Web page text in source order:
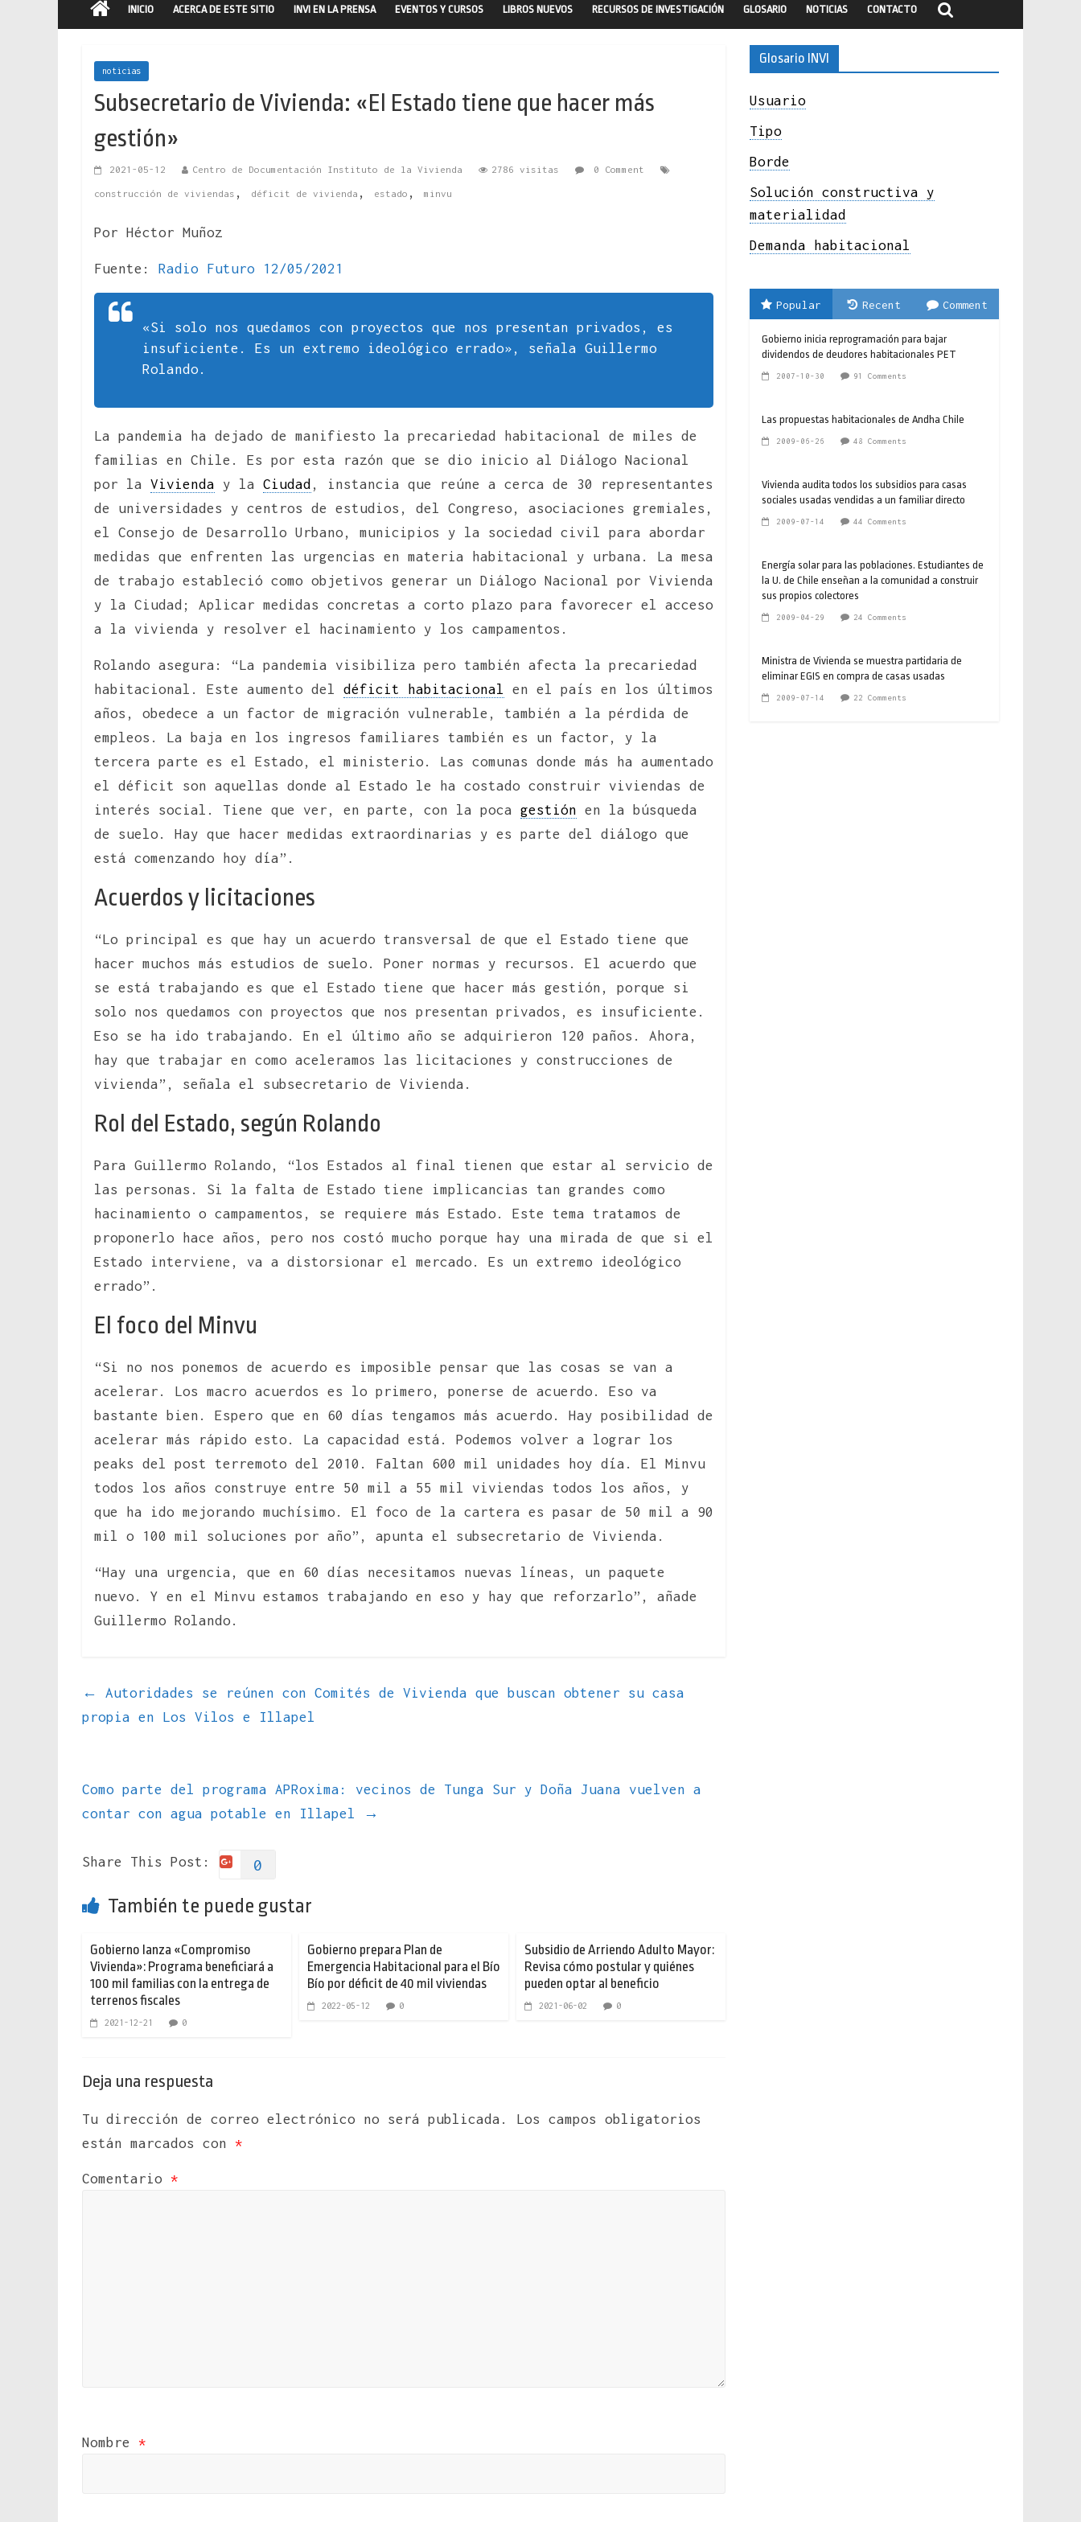
INICIO ACERCA DE ESTE SITIO INVI EN LA PRENSA EVENTOS Y CURSOS LIBROS NUEVOS RECURSOS DE INVESTIGACIÓN GLOSARIO NOTICIAS CONTACTO
noticias
Subsecretario de Vivienda: «El Estado tiene que hacer más
gestión»
2021-05-12 Centro de Documentación Instituto de la Vivienda 2786 visitas 0 Comment
construcción de viviendas , déficit de vivienda , estado , minvu
Por Héctor Muñoz
Fuente: Radio Futuro 12/05/2021
«Si solo nos quedamos con proyectos que nos presentan privados, es
insuficiente. Es un extremo ideológico errado», señala Guillermo
Rolando.
La pandemia ha dejado de manifiesto la precariedad habitacional de miles de
familias en Chile. Es por esta razón que se dio inicio al Diálogo Nacional
por la Vivienda y la Ciudad , instancia que reúne a cerca de 30 representantes
de universidades y centros de estudios, del Congreso, asociaciones gremiales,
el Consejo de Desarrollo Urbano, municipios y la sociedad civil para abordar
medidas que enfrenten las urgencias en materia habitacional y urbana. La mesa
de trabajo estableció como objetivos generar un Diálogo Nacional por Vivienda
y la Ciudad; Aplicar medidas concretas a corto plazo para favorecer el acceso
a la vivienda y resolver el hacinamiento y los campamentos.
Rolando asegura: “La pandemia visibiliza pero también afecta la precariedad
habitacional. Este aumento del déficit habitacional en el país en los últimos
años, obedece a un factor de migración vulnerable, también a la pérdida de
empleos. La baja en los ingresos familiares también es un factor, y la
tercera parte es el Estado, el ministerio. Las comunas donde más ha aumentado
el déficit son aquellas donde al Estado le ha costado construir viviendas de
interés social. Tiene que ver, en parte, con la poca gestión en la búsqueda
de suelo. Hay que hacer medidas extraordinarias y es parte del diálogo que
está comenzando hoy día”.
Acuerdos y licitaciones
“Lo principal es que hay un acuerdo transversal de que el Estado tiene que
hacer muchos más estudios de suelo. Poner normas y recursos. El acuerdo que
se está trabajando es que el Estado tiene que hacer más gestión, porque si
solo nos quedamos con proyectos que nos presentan privados, es insuficiente.
Eso se ha ido trabajando. En el último año se adquirieron 120 paños. Ahora,
hay que trabajar en como aceleramos las licitaciones y construcciones de
vivienda”, señala el subsecretario de Vivienda.
Rol del Estado, según Rolando
Para Guillermo Rolando, “los Estados al final tienen que estar al servicio de
las personas. Si la falta de Estado tiene implicancias tan grandes como
hacinamiento o campamentos, se requiere más Estado. Este tema tratamos de
proponerlo hace años, pero nos costó mucho porque hay una mirada de que si el
Estado interviene, va a distorsionar el mercado. Es un extremo ideológico
errado”.
El foco del Minvu
“Si no nos ponemos de acuerdo es imposible pensar que las cosas se van a
acelerar. Los macro acuerdos es lo primero, ponerse de acuerdo. Eso va
bastante bien. Espero que en 60 días tengamos más acuerdo. Hay posibilidad de
acelerar más rápido esto. La capacidad está. Podemos volver a lograr los
peaks del post terremoto del 2010. Faltan 600 mil unidades hoy día. El Minvu
todos los años construye entre 50 mil a 55 mil viviendas todos los años, y
que ha ido mejorando muchísimo. El foco de la cartera es pasar de 50 mil a 90
mil o 100 mil soluciones por año”, apunta el subsecretario de Vivienda.
“Hay una urgencia, que en 60 días necesitamos nuevas líneas, un paquete
nuevo. Y en el Minvu estamos trabajando en eso y hay que reforzarlo”, añade
Guillermo Rolando.
←
Autoridades se reúnen con Comités de Vivienda que buscan obtener su casa
propia en Los Vilos e Illapel
Como parte del programa APRoxima: vecinos de Tunga Sur y Doña Juana vuelven a
contar con agua potable en Illapel
→
Share This Post: 0
También te puede gustar
Gobierno lanza «Compromiso
Vivienda»: Programa beneficiará a
100 mil familias con la entrega de
terrenos fiscales
2021-12-21 0
Gobierno prepara Plan de
Emergencia Habitacional para el Bío
Bío por déficit de 40 mil viviendas
2022-05-12 0
Subsidio de Arriendo Adulto Mayor:
Revisa cómo postular y quiénes
pueden optar al beneficio
2021-06-02 0
Deja una respuesta
Tu dirección de correo electrónico no será publicada.
Los campos obligatorios
están marcados con *
Comentario *
Nombre *
Glosario INVI
Usuario
Tipo
Borde
Solución constructiva y
materialidad
Demanda habitacional
Popular Recent Comment
Gobierno inicia reprogramación para bajar
dividendos de deudores habitacionales PET
2007-10-30 91 Comments
Las propuestas habitacionales de Andha Chile
2009-06-26 48 Comments
Vivienda audita todos los subsidios para casas
sociales usadas vendidas a un familiar directo
2009-07-14 44 Comments
Energía solar para las poblaciones. Estudiantes de
la U. de Chile enseñan a la comunidad a construir
sus propios colectores
2009-04-29 24 Comments
Ministra de Vivienda se muestra partidaria de
eliminar EGIS en compra de casas usadas
2009-07-14 22 Comments